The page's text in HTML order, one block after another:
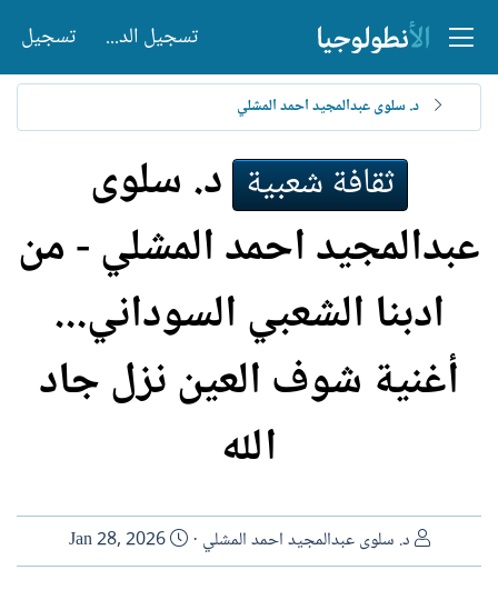
تسجيل الدخول تسجيل
د. سلوى عبدالمجيد احمد المشلي
ثقافة شعبية د. سلوى
عبدالمجيد احمد المشلي - من
ادبنا الشعبي السوداني...
أغنية شوف العين نزل جاد
الله
ا
ل
د. سلوى عبدالمجيد احمد المشلي
ت
ا
Jan 28, 2026